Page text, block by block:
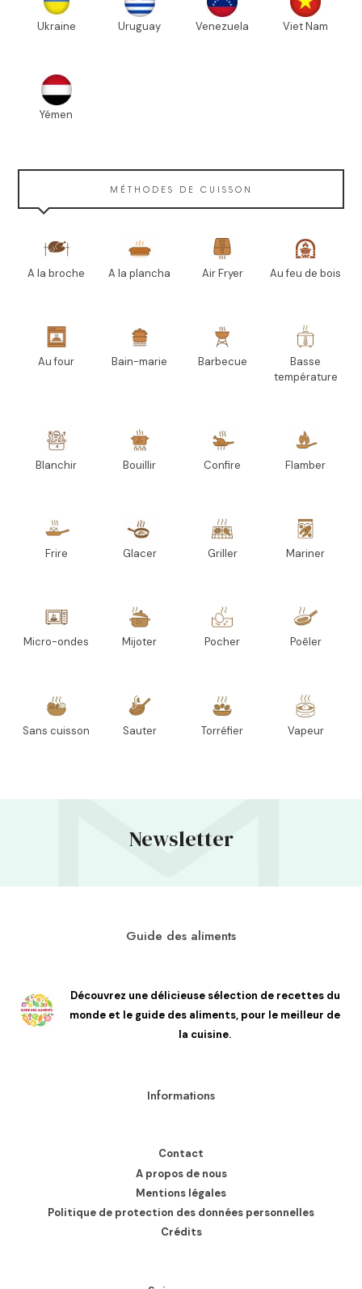
Ukraine Uruguay Venezuela Viet Nam
Yémen
MÉTHODES DE CUISSON
A la broche A la plancha Air Fryer Au feu de bois
Au four Bain-marie Barbecue
Basse
température
Blanchir Bouillir Confire Flamber
Frire Glacer Griller Mariner
Micro-ondes Mijoter Pocher Poêler
Sans cuisson Sauter Torréfier Vapeur
Newsletter
Guide des aliments
Découvrez une délicieuse sélection de recettes du
monde et le guide des aliments, pour le meilleur de
la cuisine.
Informations
Contact
A propos de nous
Mentions légales
Politique de protection des données personnelles
Crédits